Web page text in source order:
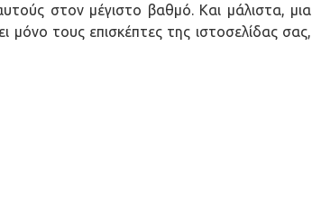
στον μέγιστο βαθμό. Και μάλιστα, μια
μόνο τους επισκέπτες της ιστοσελίδας σας,